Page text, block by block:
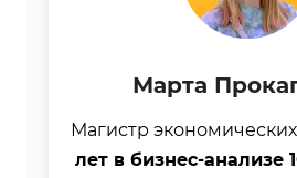
Марта
Магистр
лет в бизнес-анализе